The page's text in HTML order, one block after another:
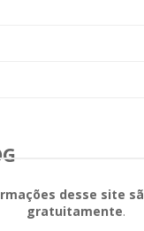
desse site
gratuitamente.